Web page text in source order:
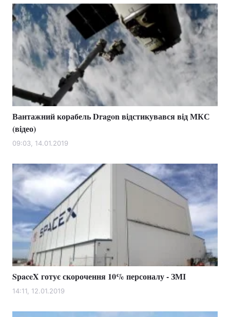
Вантажний корабель Dragon відстикувався від МКС
(відео)
09:03, 14.01.2019
SpaceX готує скорочення 10% персоналу - ЗМІ
14:11, 12.01.2019